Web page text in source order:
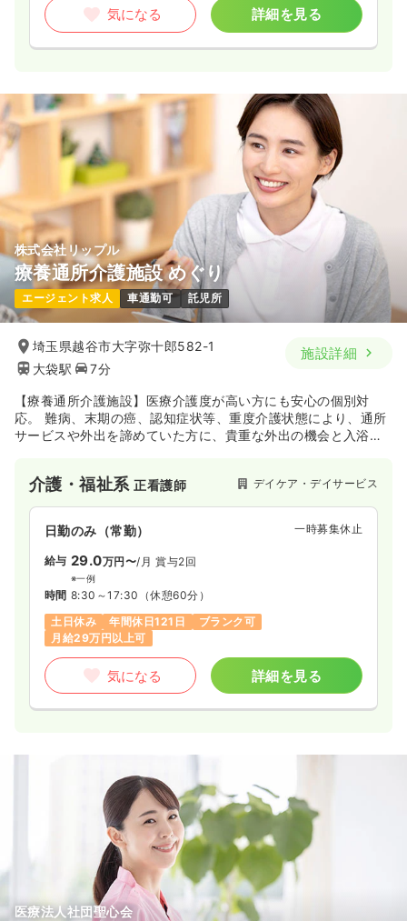
給与 27.9万円/月 賞与104.0万円
時間 8:30～20:45（休憩90分）
気になる 詳細を見る
ICU系正看護師 大学病院
2交代（常勤） 一時募集休止
給与 28.1万円/月 賞与110.9万円
※経験6年の例
時間 8:30～20:45（休憩90分）
4週8休以上
第二新卒可 月給28万円以上可
気になる 詳細を見る
気になる 詳細を見る
株式会社リップル
療養通所介護施設 めぐり
エージェント求人 車通勤可 託児所
埼玉県越谷市大字弥十郎582-1
大袋駅
7分
施設詳細
【療養通所介護施設】医療介護度が高い方にも安心の個別対
応。 難病、末期の癌、認知症状等、重度介護状態により、通所
サービスや外出を諦めていた方に、貴重な外出の機会と入浴・
介護・福祉系正看護師 デイケア・デイサービス
日勤のみ（常勤） 一時募集休止
給与 29.0万円〜/月 賞与2回
※一例
時間 8:30～17:30 （休憩60分）
土日休み
年間休日121日
ブランク可
月給29万円以上可
気になる 詳細を見る
医療法人社団聖心会